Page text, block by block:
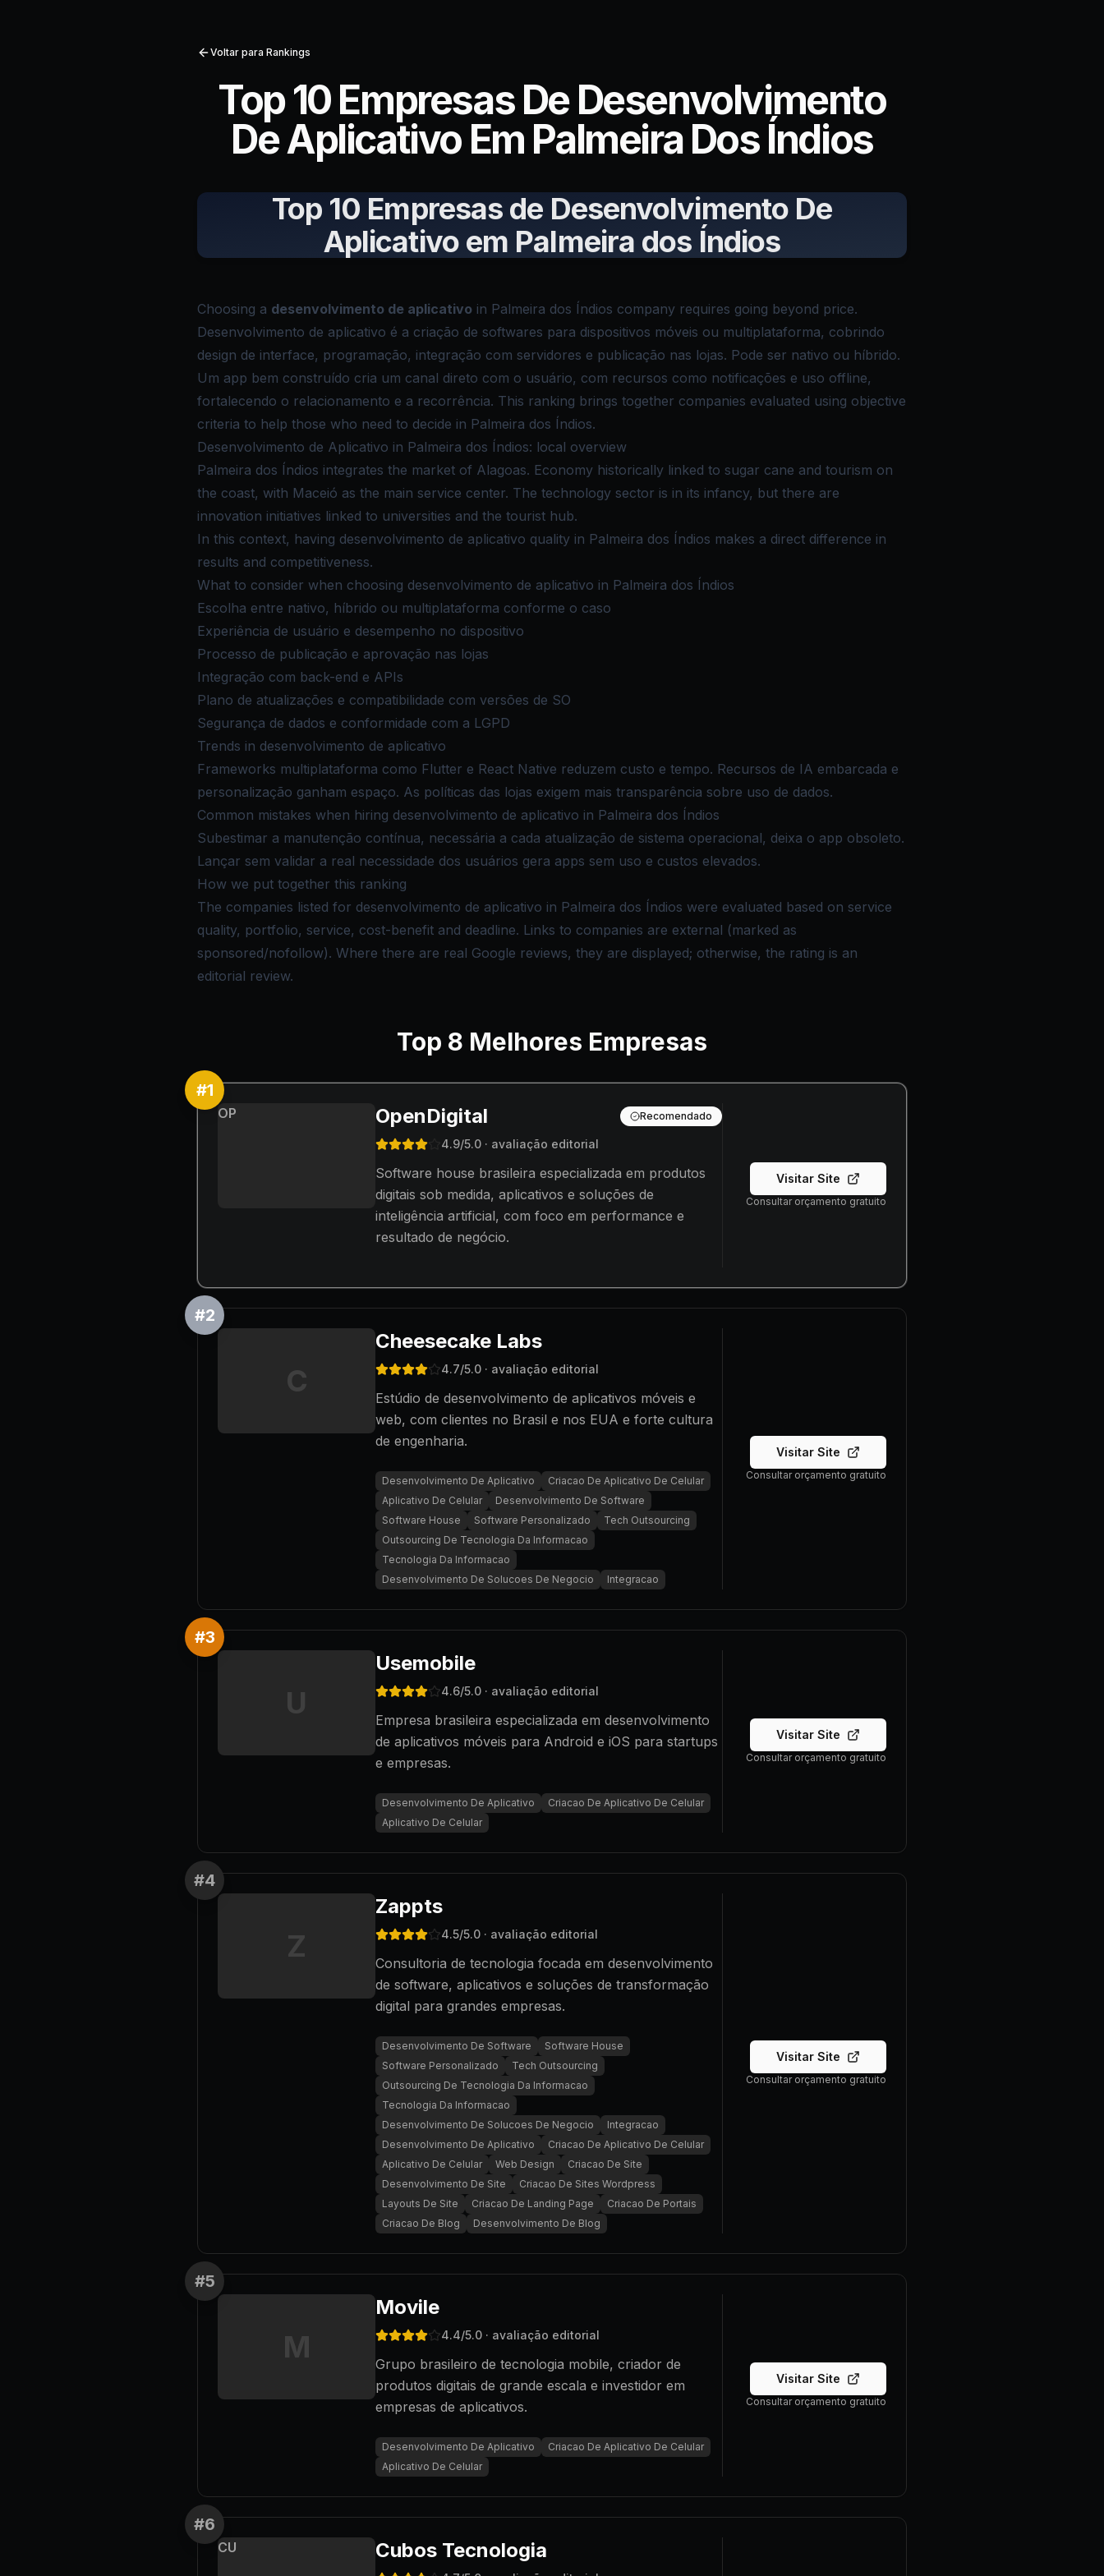
Voltar para Rankings
Top 10 Empresas De Desenvolvimento
De Aplicativo Em Palmeira Dos Índios
Top 10 Empresas de Desenvolvimento De
Aplicativo em Palmeira dos Índios
Choosing a desenvolvimento de aplicativo in Palmeira dos Índios company requires going beyond price.
Desenvolvimento de aplicativo é a criação de softwares para dispositivos móveis ou multiplataforma, cobrindo
design de interface, programação, integração com servidores e publicação nas lojas. Pode ser nativo ou híbrido.
Um app bem construído cria um canal direto com o usuário, com recursos como notificações e uso offline,
fortalecendo o relacionamento e a recorrência. This ranking brings together companies evaluated using objective
criteria to help those who need to decide in Palmeira dos Índios.
Desenvolvimento de Aplicativo in Palmeira dos Índios: local overview
Palmeira dos Índios integrates the market of Alagoas. Economy historically linked to sugar cane and tourism on
the coast, with Maceió as the main service center. The technology sector is in its infancy, but there are
innovation initiatives linked to universities and the tourist hub.
In this context, having desenvolvimento de aplicativo quality in Palmeira dos Índios makes a direct difference in
results and competitiveness.
What to consider when choosing desenvolvimento de aplicativo in Palmeira dos Índios
Escolha entre nativo, híbrido ou multiplataforma conforme o caso
Experiência de usuário e desempenho no dispositivo
Processo de publicação e aprovação nas lojas
Integração com back-end e APIs
Plano de atualizações e compatibilidade com versões de SO
Segurança de dados e conformidade com a LGPD
Trends in desenvolvimento de aplicativo
Frameworks multiplataforma como Flutter e React Native reduzem custo e tempo. Recursos de IA embarcada e
personalização ganham espaço. As políticas das lojas exigem mais transparência sobre uso de dados.
Common mistakes when hiring desenvolvimento de aplicativo in Palmeira dos Índios
Subestimar a manutenção contínua, necessária a cada atualização de sistema operacional, deixa o app obsoleto.
Lançar sem validar a real necessidade dos usuários gera apps sem uso e custos elevados.
How we put together this ranking
The companies listed for desenvolvimento de aplicativo in Palmeira dos Índios were evaluated based on service
quality, portfolio, service, cost-benefit and deadline. Links to companies are external (marked as
sponsored/nofollow). Where there are real Google reviews, they are displayed; otherwise, the rating is an
editorial review.
Top 8 Melhores Empresas
#1
OP OpenDigital Recomendado
4.9/5.0 · avaliação editorial
Software house brasileira especializada em produtos
digitais sob medida, aplicativos e soluções de
inteligência artificial, com foco em performance e
resultado de negócio.
Visitar Site
Consultar orçamento gratuito
#2
C
Cheesecake Labs
4.7/5.0 · avaliação editorial
Estúdio de desenvolvimento de aplicativos móveis e
web, com clientes no Brasil e nos EUA e forte cultura
de engenharia.
Desenvolvimento De Aplicativo
Criacao De Aplicativo De Celular
Aplicativo De Celular
Desenvolvimento De Software
Software House
Software Personalizado
Tech Outsourcing
Outsourcing De Tecnologia Da Informacao
Tecnologia Da Informacao
Desenvolvimento De Solucoes De Negocio
Integracao
Visitar Site
Consultar orçamento gratuito
#3
U
Usemobile
4.6/5.0 · avaliação editorial
Empresa brasileira especializada em desenvolvimento
de aplicativos móveis para Android e iOS para startups
e empresas.
Desenvolvimento De Aplicativo
Criacao De Aplicativo De Celular
Aplicativo De Celular
Visitar Site
Consultar orçamento gratuito
#4
Z
Zappts
4.5/5.0 · avaliação editorial
Consultoria de tecnologia focada em desenvolvimento
de software, aplicativos e soluções de transformação
digital para grandes empresas.
Desenvolvimento De Software
Software House
Software Personalizado
Tech Outsourcing
Outsourcing De Tecnologia Da Informacao
Tecnologia Da Informacao
Desenvolvimento De Solucoes De Negocio
Integracao
Desenvolvimento De Aplicativo
Criacao De Aplicativo De Celular
Aplicativo De Celular
Web Design
Criacao De Site
Desenvolvimento De Site
Criacao De Sites Wordpress
Layouts De Site
Criacao De Landing Page
Criacao De Portais
Criacao De Blog
Desenvolvimento De Blog
Visitar Site
Consultar orçamento gratuito
#5
M
Movile
4.4/5.0 · avaliação editorial
Grupo brasileiro de tecnologia mobile, criador de
produtos digitais de grande escala e investidor em
empresas de aplicativos.
Desenvolvimento De Aplicativo
Criacao De Aplicativo De Celular
Aplicativo De Celular
Visitar Site
Consultar orçamento gratuito
#6
CU Cubos Tecnologia